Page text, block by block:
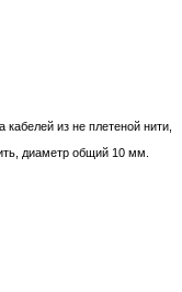
из не плетеной нити,
диаметр общий 10 мм.